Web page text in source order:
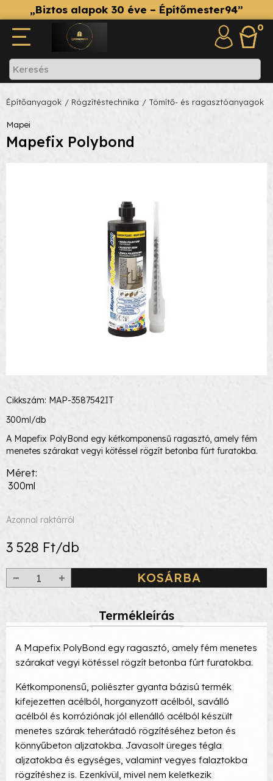
„Biztos alapok 30 éve – Építőmester94”
0
Építőanyagok / Rögzítéstechnika / Tömítő- és ragasztóanyagok
Mapei
Mapefix Polybond
Cikkszám: MAP-3587542IT
300ml/db
A Mapefix PolyBond egy kétkomponensű ragasztó, amely fém
menetes szárakat vegyi kötéssel rögzít betonba fúrt furatokba.
Méret
300ml
Azonnal raktárról
3 528 Ft/db
KOSÁRBA
Termékleírás
A Mapefix PolyBond egy ragasztó, amely fém menetes
szárakat vegyi kötéssel rögzít betonba fúrt furatokba.
Kétkomponensű, poliészter gyanta bázisú termék
kifejezetten acélból, horganyzott acélból, saválló
acélból és korróziónak jól ellenálló acélból készült
menetes szárak teherátadó rögzítéséhez beton és
könnyűbeton aljzatokba. Javasolt üreges tégla
aljzatokba és egységes, valamint vegyes falaztokba
rögzítéshez is. Ezenkívül, mivel nem keletkezik